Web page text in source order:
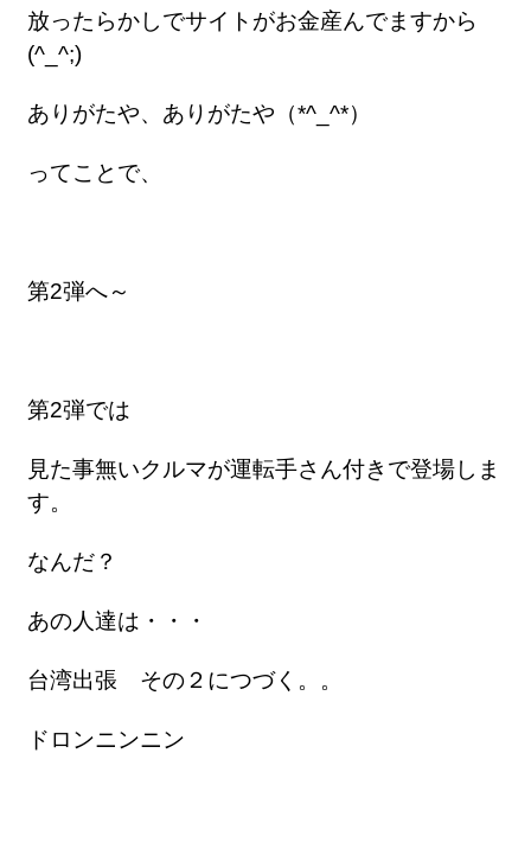
放ったらかしでサイトがお金産んでますから
(^_^;)
ありがたや、ありがたや（*^_^*）
ってことで、
第2弾へ～
第2弾では
見た事無いクルマが運転手さん付きで登場しま
す。
なんだ？
あの人達は・・・
台湾出張 その２につづく。。
ドロンニンニン